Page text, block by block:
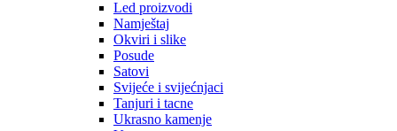
Led proizvodi
Namještaj
Okviri i slike
Posude
Satovi
Svijeće i svijećnjaci
Tanjuri i tacne
Ukrasno kamenje